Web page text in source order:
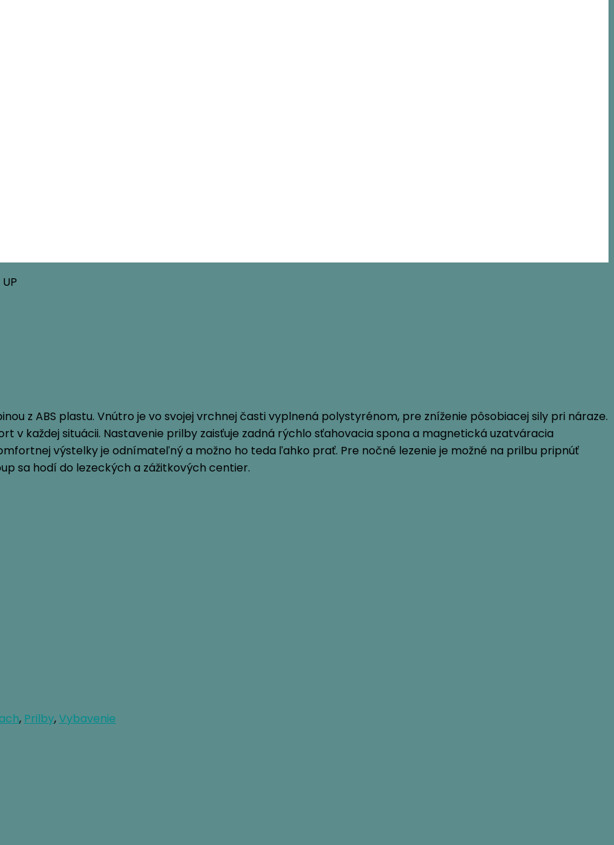
z ABS plastu. Vnútro je vo svojej vrchnej časti vyplnená polystyrénom, pre zníženie pôsobiacej sily pri náraze.
v každej situácii. Nastavenie prilby zaisťuje zadná rýchlo sťahovacia spona a magnetická uzatváracia
výstelky je odnímateľný a možno ho teda ľahko prať. Pre nočné lezenie je možné na prilbu pripnúť
sa hodí do lezeckých a zážitkových centier.
, Prilby,Vybavenie